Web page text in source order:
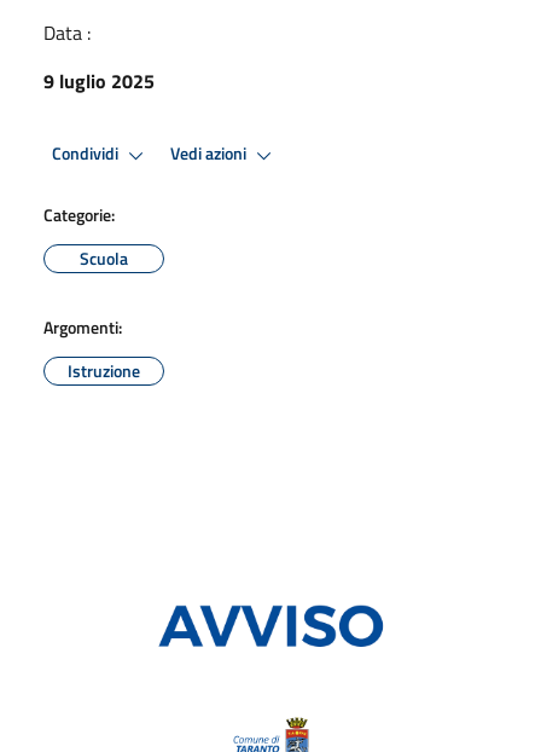
Data :
9 luglio 2025
Condividi Vedi azioni
Categorie:
Scuola
Argomenti:
Istruzione